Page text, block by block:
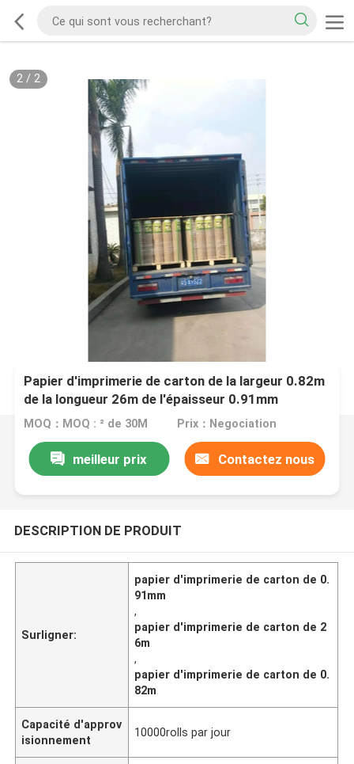
2/ 2
Papier d'imprimerie de carton de la largeur 0.82m
de la longueur 26m de l'épaisseur 0.91mm
MOQ：MOQ : ² de 30M Prix：Negociation
meilleur prix Contactez nous
DESCRIPTION DE PRODUIT
Surligner:
papier d'imprimerie de carton de 0.
91mm
,
papier d'imprimerie de carton de 2
6m
,
papier d'imprimerie de carton de 0.
82m
Capacité d'approv
isionnement
10000rolls par jour